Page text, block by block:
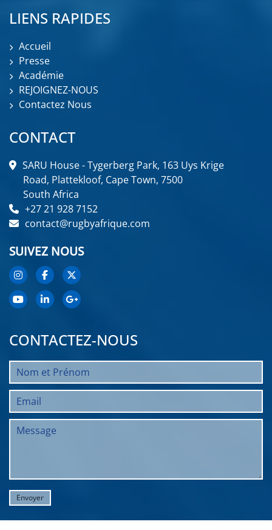
LIENS RAPIDES
Accueil
Presse
Académie
REJOIGNEZ-NOUS
Contactez Nous
CONTACT
SARU House - Tygerberg Park, 163 Uys Krige
Road, Plattekloof, Cape Town, 7500
South Africa
+27 21 928 7152
contact@rugbyafrique.com
SUIVEZ NOUS
CONTACTEZ-NOUS